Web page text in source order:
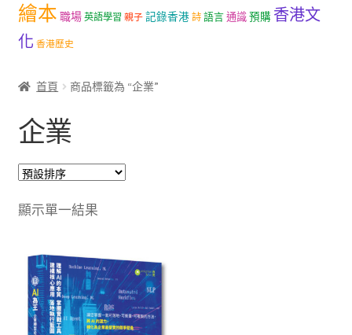
文創
繪本 職場 英語學習 親子 記錄香港 詩 語言通識預購 香港文
化 香港歷史
首頁 商品標籤為 “企業”
企業
顯示單一結果